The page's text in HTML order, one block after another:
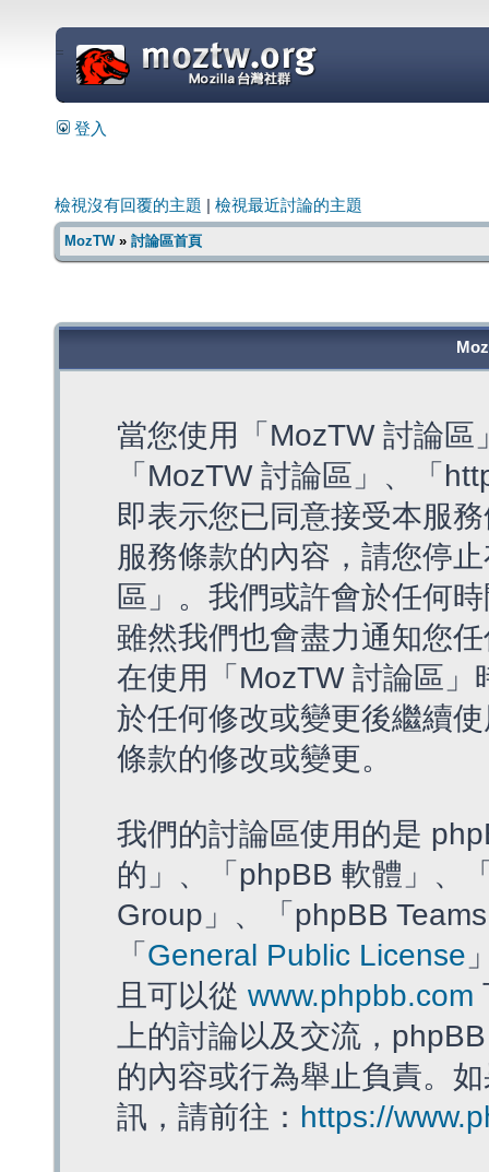
=
登入
檢視沒有回覆的主題 檢視最近討論的主題
MozTW» 討論區首頁
當您使用「MozTW 討論
「MozTW 討論區」、「
即表示您已同意接受本服
服務條款的內容，請您停
區」。我們或許會於任何
雖然我們也會盡力通知您
在使用「MozTW 討論區
於任何修改或變更後繼續
條款的修改或變更。
我們的討論區使用的是
的」、「phpBB 軟體」、
Group」、「phpBB
「 General Public License
且可以從 www.phpbb.com
上的討論以及交流，
的內容或行為舉止負責。
訊，請前往： https://